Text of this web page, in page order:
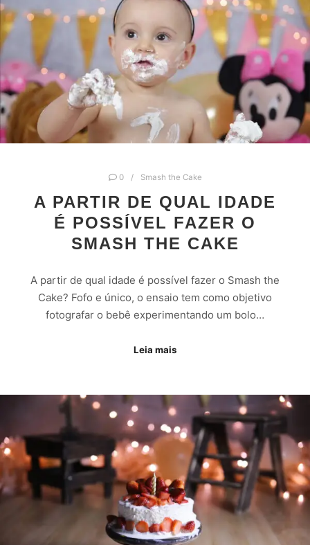
0 Smash the Cake
A PARTIR DE QUAL IDADE
É POSSÍVEL FAZER O
SMASH THE CAKE
A partir de qual idade é possível fazer o Smash the
Cake? Fofo e único, o ensaio tem como objetivo
fotografar o bebê experimentando um bolo…
Leia mais